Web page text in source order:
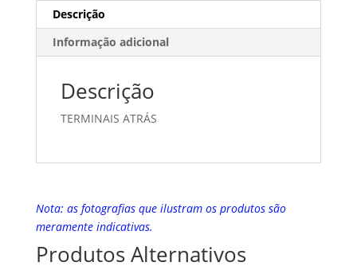
Descrição
Informação adicional
Descrição
TERMINAIS ATRÁS
Nota: as fotografias que ilustram os produtos são
meramente indicativas.
Produtos Alternativos